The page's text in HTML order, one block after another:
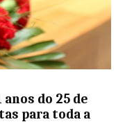
do 25 de
para toda a